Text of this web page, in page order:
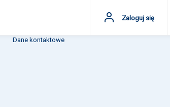
Zaloguj się
Dane kontaktowe